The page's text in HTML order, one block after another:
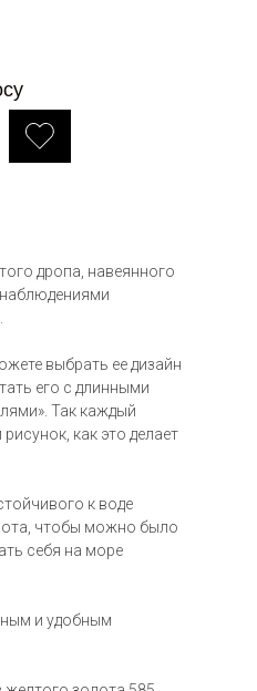
дропа, навеянного
наблюдениями
выбрать ее дизайн
его с длинными
Так каждый
как это делает
к воде
чтобы можно было
себя на море
и удобным